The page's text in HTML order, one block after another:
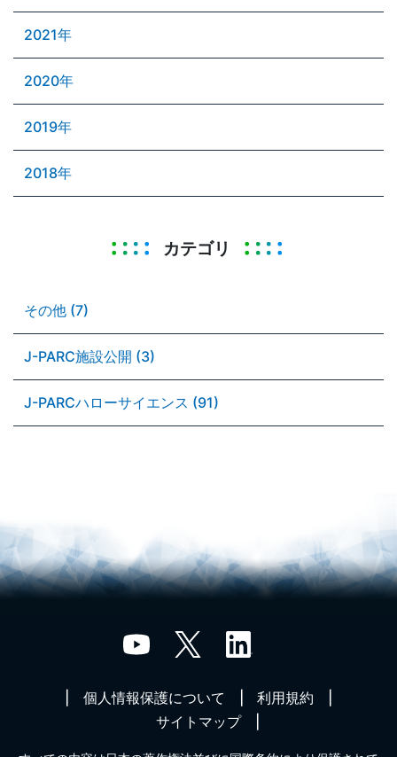
2021年
2020年
2019年
2018年
カテゴリ
その他 (7)
J-PARC施設公開 (3)
J-PARCハローサイエンス (91)
個人情報保護について
利用規約
サイトマップ